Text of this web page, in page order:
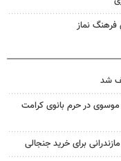
فرهنگ نماز
در حرم بانوی کرامت
برای خرید جنجالی